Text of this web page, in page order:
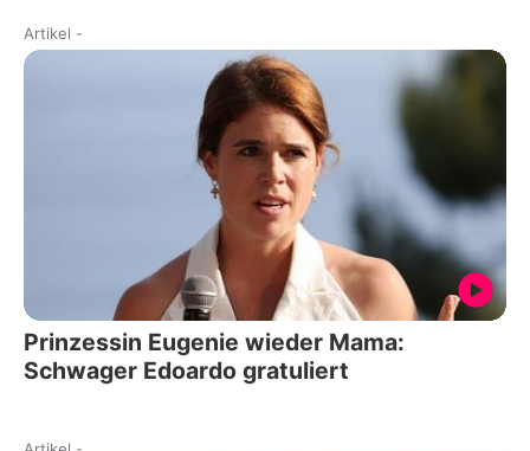
Artikel -
Prinzessin Eugenie wieder Mama:
Schwager Edoardo gratuliert